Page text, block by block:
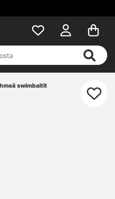
swimbaitit